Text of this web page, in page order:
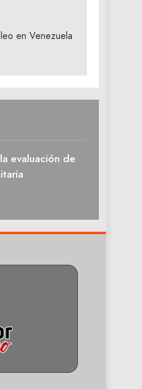
en Venezuela
evaluación de